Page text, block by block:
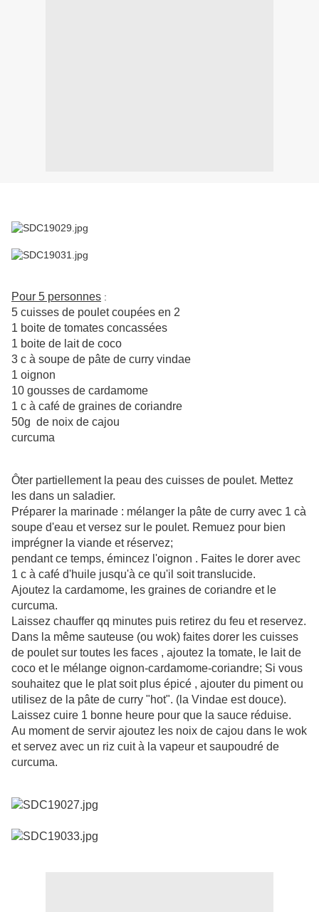
Pour 5 personnes :
5 cuisses de poulet coupées en 2
1 boite de tomates concassées
1 boite de lait de coco
3 c à soupe de pâte de curry vindae
1 oignon
10 gousses de cardamome
1 c à café de graines de coriandre
50g de noix de cajou
curcuma
Ôter partiellement la peau des cuisses de poulet. Mettez
les dans un saladier.
Préparer la marinade : mélanger la pâte de curry avec 1 cà
soupe d'eau et versez sur le poulet. Remuez pour bien
imprégner la viande et réservez;
pendant ce temps, émincez l'oignon . Faites le dorer avec
1 c à café d'huile jusqu'à ce qu'il soit translucide.
Ajoutez la cardamome, les graines de coriandre et le
curcuma.
Laissez chauffer qq minutes puis retirez du feu et reservez.
Dans la même sauteuse (ou wok) faites dorer les cuisses
de poulet sur toutes les faces , ajoutez la tomate, le lait de
coco et le mélange oignon-cardamome-coriandre; Si vous
souhaitez que le plat soit plus épicé , ajouter du piment ou
utilisez de la pâte de curry "hot". (la Vindae est douce).
Laissez cuire 1 bonne heure pour que la sauce réduise.
Au moment de servir ajoutez les noix de cajou dans le wok
et servez avec un riz cuit à la vapeur et saupoudré de
curcuma.